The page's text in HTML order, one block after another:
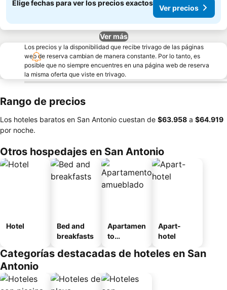
Elige fechas para ver los precios exactos
Ver precios
Ver más
Los precios y la disponibilidad que recibe trivago de las páginas
web de reserva cambian de manera constante. Por lo tanto, es
posible que no siempre encuentres en una página web de reserva
la misma oferta que viste en trivago.
Rango de precios
Los hoteles baratos en San Antonio cuestan de ‎$63.958 a ‎$64.919
por noche.
Otros hospedajes en San Antonio
Hotel
Bed and
breakfasts
Apartamen
to
o
Apart-
hotel
Categorías destacadas de hoteles en San
Antonio